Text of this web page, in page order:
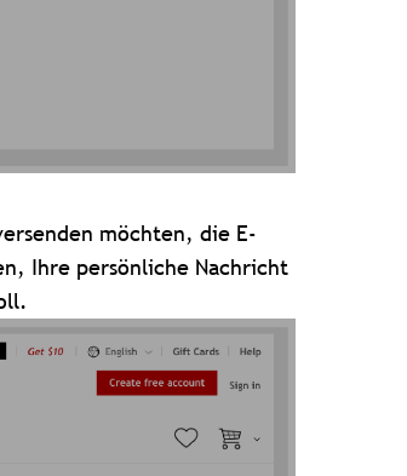
möchten, die E-
Ihre persönliche Nachricht